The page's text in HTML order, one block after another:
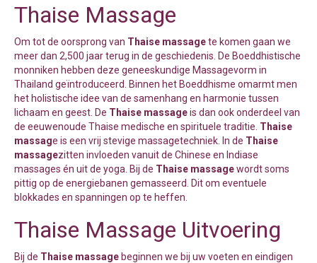
Thaise Massage
Om tot de oorsprong van Thaise massagete komen gaan we
meer dan 2,500 jaar terug in de geschiedenis. De Boeddhistische
monniken hebben deze geneeskundige Massagevorm in
Thailand geïntroduceerd. Binnen het Boeddhisme omarmt men
het holistische idee van de samenhang en harmonie tussen
lichaam en geest. De Thaise massageis dan ook onderdeel van
de eeuwenoude Thaise medische en spirituele traditie. Thaise
massage is een vrij stevige massagetechniek. In de Thaise
massagezitten invloeden vanuit de Chinese en Indiase
massages én uit de yoga. Bij de Thaise massagewordt soms
pittig op de energiebanen gemasseerd. Dit om eventuele
blokkades en spanningen op te heffen.
Thaise Massage Uitvoering
Bij de Thaise massage beginnen we bij uw voeten en eindigen